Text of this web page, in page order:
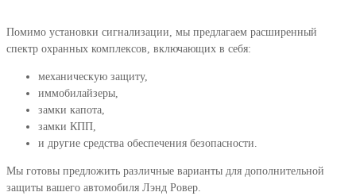
Помимо установки сигнализации, мы предлагаем расширенный
спектр охранных комплексов, включающих в себя:
механическую защиту,
иммобилайзеры,
замки капота,
замки КПП,
и другие средства обеспечения безопасности.
Мы готовы предложить различные варианты для дополнительной
защиты вашего автомобиля Лэнд Ровер.